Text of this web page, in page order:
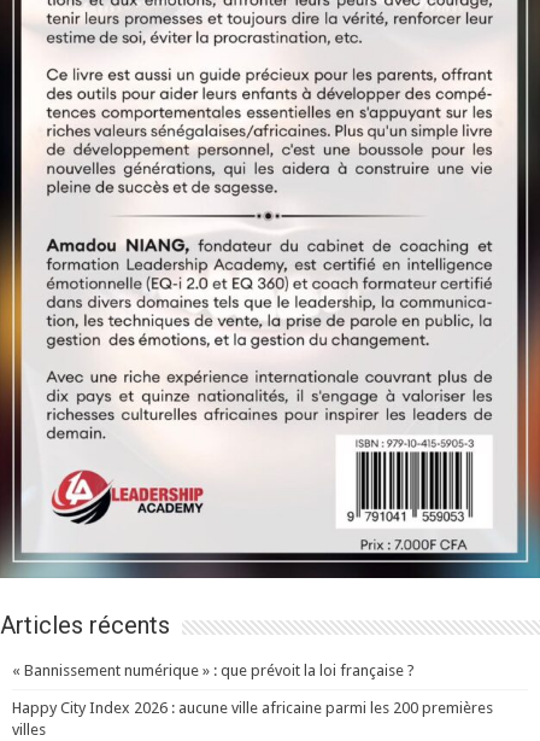
Articles récents
« Bannissement numérique » : que prévoit la loi française ?
Happy City Index 2026 : aucune ville africaine parmi les 200 premières
villes